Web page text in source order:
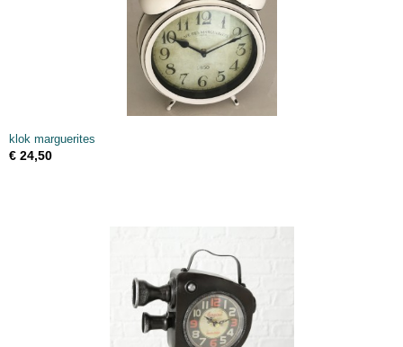
klok marguerites
€ 24,50